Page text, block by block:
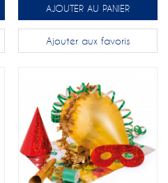
AJOUTER AU PANIER
Ajouter aux favoris